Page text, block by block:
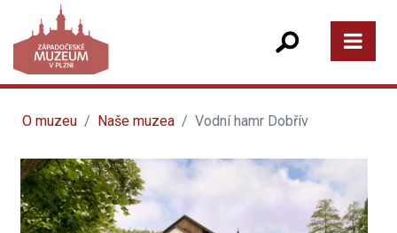
O muzeu Naše muzea Vodní hamr Dobřív